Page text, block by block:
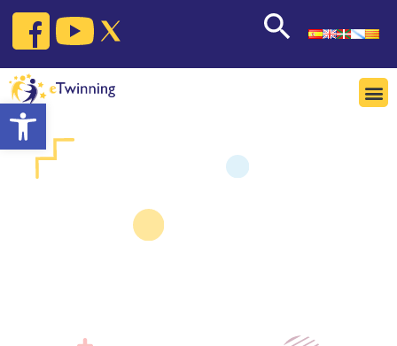
Open toolbar